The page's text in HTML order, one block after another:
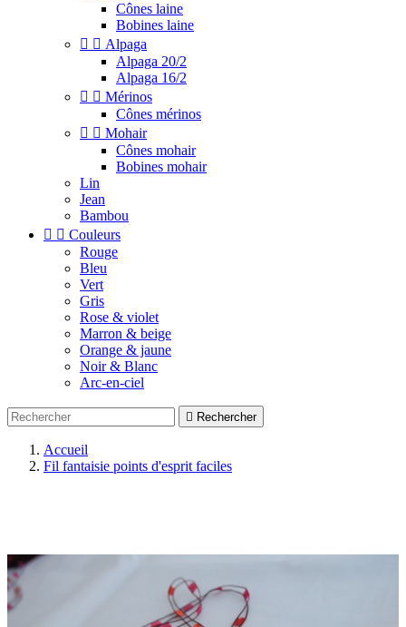
Cônes laine
Bobines laine
  Alpaga
Alpaga 20/2
Alpaga 16/2
  Mérinos
Cônes mérinos
  Mohair
Cônes mohair
Bobines mohair
Lin
Jean
Bambou
  Couleurs
Rouge
Bleu
Vert
Gris
Rose & violet
Marron & beige
Orange & jaune
Noir & Blanc
Arc-en-ciel
 Rechercher
Accueil
Fil fantaisie points d'esprit faciles